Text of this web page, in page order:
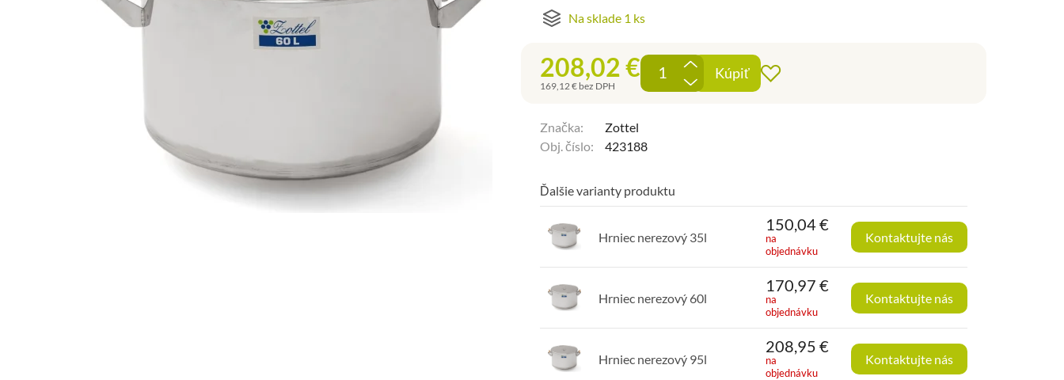
Na sklade 1 ks
208,02€
169,12€ bez DPH
-
Kúpiť
Značka:
Zottel
Obj. číslo:
423188
Ďalšie varianty produktu
Hrniec nerezový 35l
150,04€
na
objednávku
Kontaktujte nás
Hrniec nerezový 60l
170,97 €
na
objednávku
Kontaktujte nás
Hrniec nerezový 95l
208,95 €
na
objednávku
Kontaktujte nás